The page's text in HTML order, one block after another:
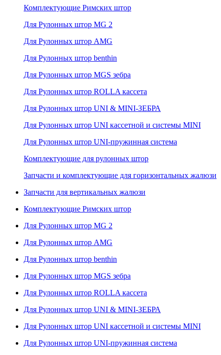
Комплектующие Римских штор
Для Рулонных штор MG 2
Для Рулонных штор AMG
Для Рулонных штор benthin
Для Рулонных штор MGS зебра
Для Рулонных штор ROLLA кассета
Для Рулонных штор UNI & MINI-ЗЕБРА
Для Рулонных штор UNI кассетной и системы MINI
Для Рулонных штор UNI-пружинная система
Комплектующие для рулонных штор
Запчасти и комплектующие для горизонтальных жалюзи
Запчасти для вертикальных жалюзи
Комплектующие Римских штор
Для Рулонных штор MG 2
Для Рулонных штор AMG
Для Рулонных штор benthin
Для Рулонных штор MGS зебра
Для Рулонных штор ROLLA кассета
Для Рулонных штор UNI & MINI-ЗЕБРА
Для Рулонных штор UNI кассетной и системы MINI
Для Рулонных штор UNI-пружинная система